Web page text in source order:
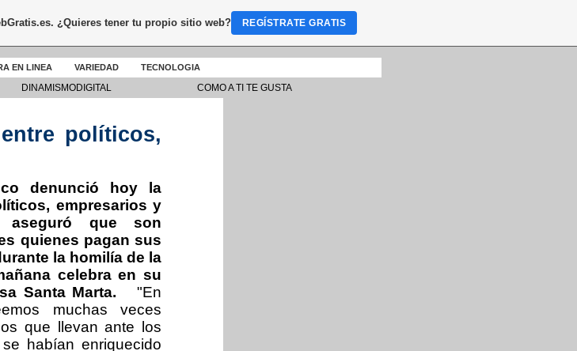
EN LINEA VARIEDAD TECNOLOGIA
DINAMISMODIGITAL
COMO A TI TE GUSTA
políticos,
denunció hoy la
empresarios y
aseguró que son
quienes pagan sus
la homilía de la
celebra en su
Santa Marta.
"En
muchas veces
que llevan ante los
habían enriquecido
. ¿Quieres tener tu propio sitio web? REGÍSTRATE GRATIS